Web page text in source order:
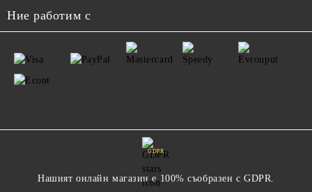
Ние работим с
GDPR
Нашият онлайн магазин е 100% съобразен с GDPR.